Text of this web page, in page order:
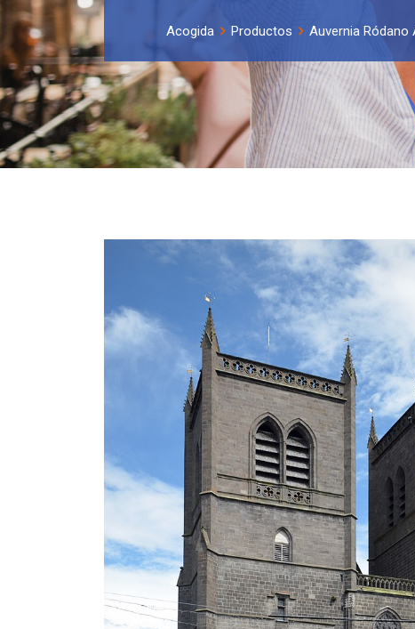
Acogida Productos Auvernia Ródano